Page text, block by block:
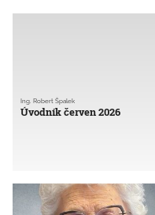
Úvodník červen 2026
Ing. Robert Špalek